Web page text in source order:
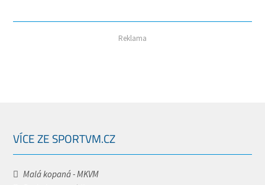
Reklama
VÍCE ZE SPORTVM.CZ
Malá kopaná - MKVM